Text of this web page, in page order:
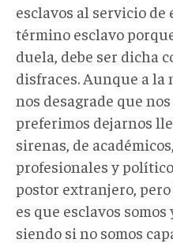
esclavos al servicio de
término esclavo
duela, debe ser dicha
disfraces. Aunque a la
nos desagrade que
preferimos dejarnos
sirenas, de
profesionales y
postor extranjero,
es que esclavos
siendo si no somos